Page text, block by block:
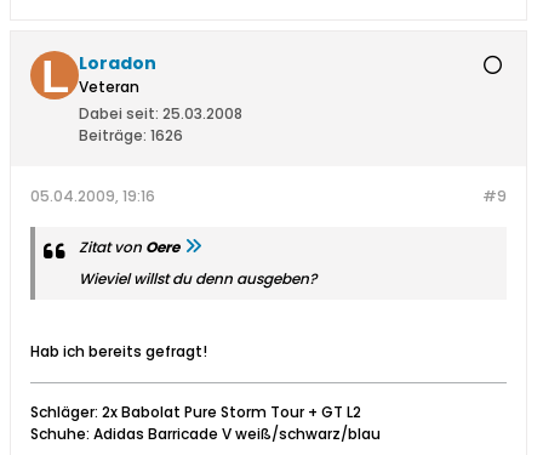
Loradon
Veteran
Dabei seit: 25.03.2008
Beiträge: 1626
#9
05.04.2009, 19:16
Zitat von Oere
Wieviel willst du denn ausgeben?
Hab ich bereits gefragt!
Schläger: 2x Babolat Pure Storm Tour + GT L2
Schuhe: Adidas Barricade V weiß/schwarz/blau